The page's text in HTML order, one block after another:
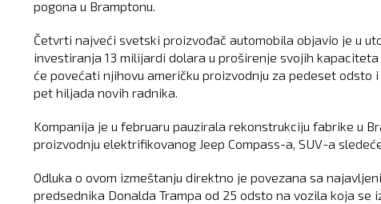
pogona u Bramptonu.
Četvrti najveći svetski proizvođač automobila objavio je u
investiranja 13 milijardi dolara u proširenje svojih kapaciteta
će povećati njihovu američku proizvodnju za pedeset odsto
pet hiljada novih radnika.
Kompanija je u februaru pauzirala rekonstrukciju fabrike u
proizvodnju elektrifikovanog Jeep Compass-a, SUV-a
Odluka o ovom izmeštanju direktno je povezana sa
predsednika Donalda Trampa od 25 odsto na vozila koja se